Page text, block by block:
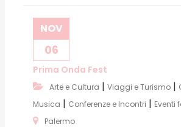
NOV
06
Prima Onda Fest
Arte e Cultura | Viaggi e Turismo |
Musica | Conferenze e Incontri | Eventi
Palermo